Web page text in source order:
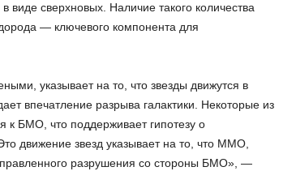
виде сверхновых. Наличие такого количества
— ключевого компонента для
указывает на то, что звезды движутся в
впечатление разрыва галактики. Некоторые из
к БМО, что поддерживает гипотезу о
движение звезд указывает на то, что ММО,
разрушения со стороны БМО», —